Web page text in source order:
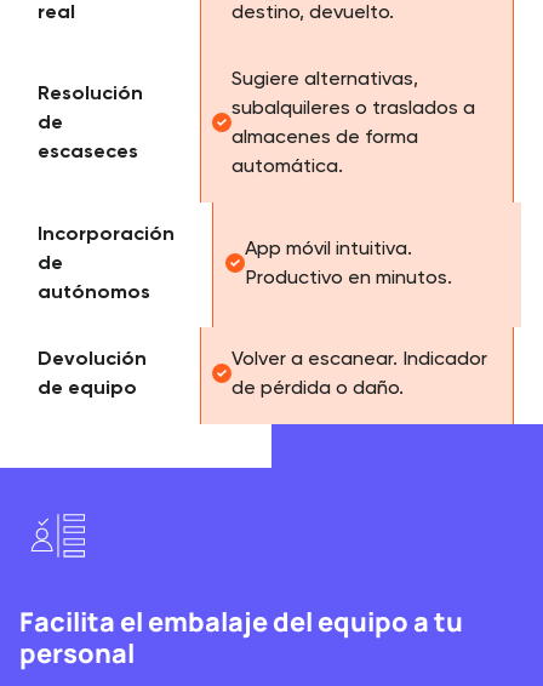
real
destino, devuelto.
Resolución
de
escaseces
Sugiere alternativas,
subalquileres o traslados a
almacenes de forma
automática.
Incorporación
de
autónomos
App móvil intuitiva.
Productivo en minutos.
Devolución
de equipo
Volver a escanear. Indicador
de pérdida o daño.
Facilita el embalaje del equipo a tu
personal